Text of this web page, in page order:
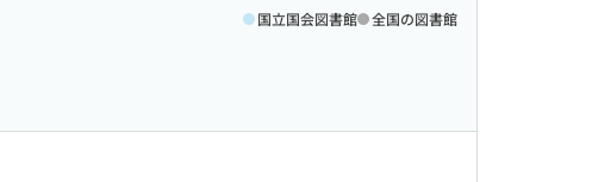
国立国会図書館 全国の図書館